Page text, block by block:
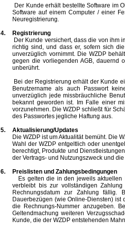
Der Kunde erhält bestellte Software im
Software auf einem Computer / einer
Neuregistrierung.
4.
Registrierung
Der Kunde versichert, dass die von ihm
richtig sind, und dass er, sofern sich
unverzüglich vornimmt. Die WZDP
gegen die vorliegenden AGB, dauernd
unberührt.
Bei der Registrierung erhält der Kunde
Benutzernameals auch Passwort
unverzüglich jede missbräuchliche
bekannt geworden ist. Im Falle einer
vorzunehmen. Die WZDP schließt für
des Passwortes jegliche Haftung aus.
5.
Aktualisierung/Updates
Die WZDP ist um Aktualität bemüht. Die
Wahl der WZDP entgeltlich oder
berechtigt, Produkte und
der Vertrags- und Nutzungszweck und
6.
Preislisten und Zahlungsbedingungen
Es gelten die in den jeweils aktuellen
verbleibt bis zur vollständigen
Rechnungsdatum zur Zahlung fällig.
Dauerbezügen (wie Online-Diensten)
die Rechnungs-Nummer anzugeben.
Geltendmachung weiteren
Kunde, die der WZDP entstehenden